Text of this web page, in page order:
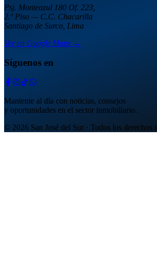
Psj. Monteazul 180 Of. 223,
2.º Piso — C.C. Chacarilla
Santiago de Surco, Lima
Ver en Google Maps →
Síguenos en
Mantente al día con noticias, consejos
y oportunidades en el sector inmobiliario.
© 2026 San José del Sur · Todos los derechos